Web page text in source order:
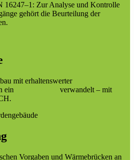
16247–1: Zur Analyse und Kontrolle
gehört die Beurteilung der
mit erhaltenswerter
ein
verwandelt – mit
Vorgaben und Wärmebrücken an